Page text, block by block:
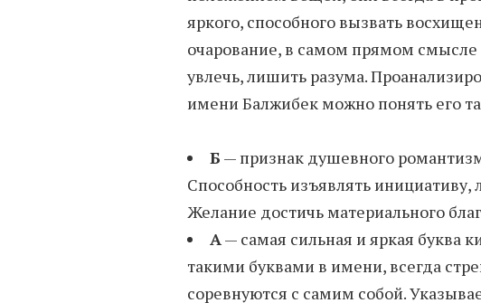
яркого, способного вызвать
очарование, в самом прямом смысле
увлечь, лишить разума.
имени Балжибек можно понять его
Б — признак душевного
Способность изъявлять инициативу,
Желание достичь материального
А — самая сильная и яркая буква
такими буквами в имени, всегда
соревнуются с самим собой.